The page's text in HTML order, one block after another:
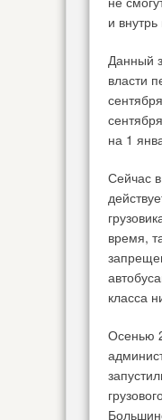
и
Данный
власти
на 1
Сейчас
время,
класса
Осенью